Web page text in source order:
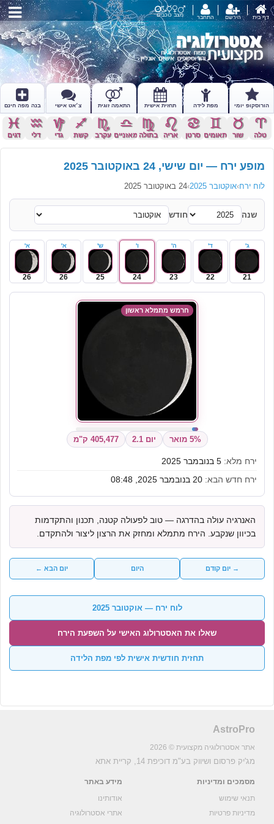
דף בית הירשם התחבר מצב כוכבים
הורוסקופ יומי מפת לידה תחזית אישית התאמה זוגית צ׳אט אישי בנה מפה חינם
a
טלה
s
שור
d
תאומים
f
סרטן
g
אריה
h
בתולה
j
מאזניים
k
עקרב
l
קשת
z
גדי
x
דלי
c
דגים
מופע ירח — יום שישי, 24 באוקטובר 2025
לוח ירח›אוקטובר 2025 ›24 באוקטובר 2025
שנה חודש
ג'
21
ד'
22
ה'
23
ו'
24
ש'
25
א'
26
א'
26
חרמש מתמלא ראשון
5% מואר יום 2.1 405,477 ק"מ
ירח מלא:
ירח חדש הבא:
האנרגיה עולה בהדרגה — טוב לפעולה קטנה, תכנון והתקדמות
בכיוון שנקבע. הירח מתמלא ומחזק את הרצון ליצור ולהתקדם.
→ יום קודם היום יום הבא ←
לוח ירח — אוקטובר 2025
שאלו את האסטרולוג האישי על השפעת הירח
תחזית חודשית אישית לפי מפת הלידה
AstroPro
אתר אסטרולוגיה מקצועית © 2026
מג'יק פרסום ושיווק בע"מ דוכיפת 14, קריית אתא
מסמכים ומדיניות
תנאי שימוש
מדיניות פרטיות
מידע באתר
אודותינו
אתרי אסטרולוגיה